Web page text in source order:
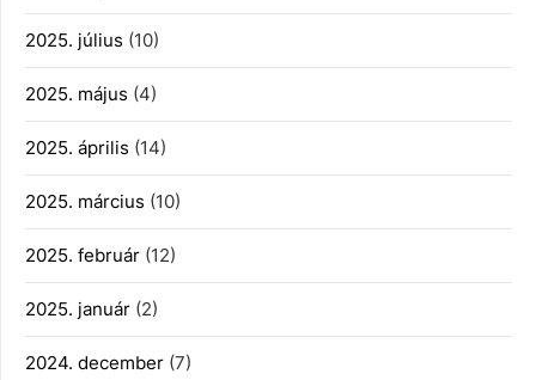
2025. július (10)
2025. május (4)
2025. április (14)
2025. március (10)
2025. február (12)
2025. január (2)
2024. december (7)